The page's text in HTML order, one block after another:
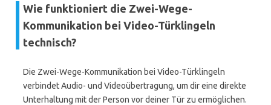
Wie funktioniert die Zwei-Wege-
Kommunikation bei Video-Türklingeln
technisch?
Die Zwei-Wege-Kommunikation bei Video-Türklingeln
verbindet Audio- und Videoübertragung, um dir eine direkte
Unterhaltung mit der Person vor deiner Tür zu ermöglichen.